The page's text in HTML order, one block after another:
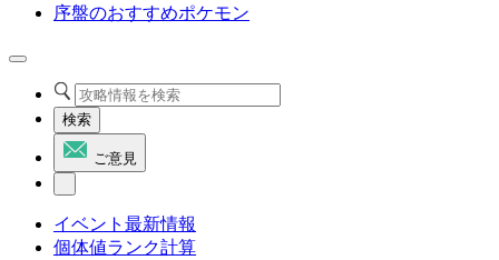
序盤のおすすめポケモン
検索
ご意見
イベント最新情報
個体値ランク計算